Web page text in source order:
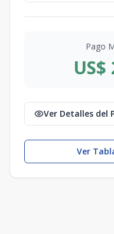
Pago
US$
Ver Detalles del
Ver